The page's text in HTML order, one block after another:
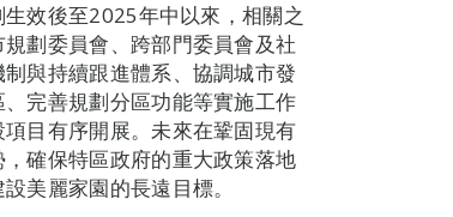
效後至2025年中以來，相關之
劃委員會、跨部門委員會及社
與持續跟進體系、協調城市發
完善規劃分區功能等實施工作
目有序開展。未來在鞏固現有
確保特區政府的重大政策落地
美麗家園的長遠目標。